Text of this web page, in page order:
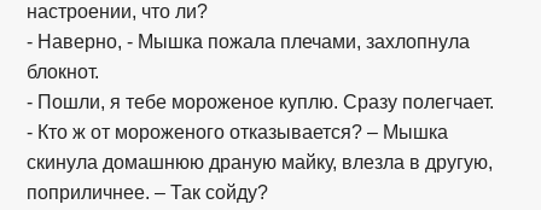
настроении, что ли?
- Наверно, - Мышка пожала плечами, захлопнула
блокнот.
- Пошли, я тебе мороженое куплю. Сразу полегчает.
- Кто ж от мороженого отказывается? – Мышка
скинула домашнюю драную майку, влезла в другую,
поприличнее. – Так сойду?